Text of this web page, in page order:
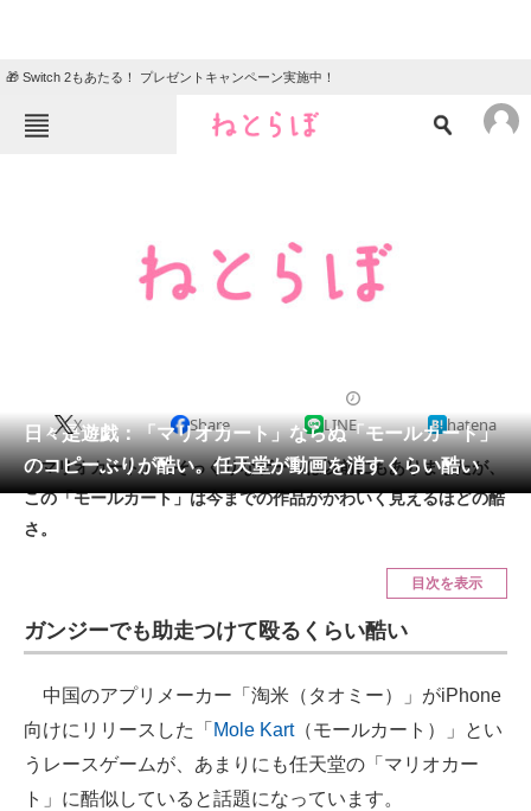
🎁 Switch 2もあたる！ プレゼントキャンペーン実施中！
クイズ
地域
会員記事
メディア
スマホと通信の最新トレンド
進化するPCとデバイスの未来
好きが集まる 比べて選べる
日々是遊戯：「マリオカート」ならぬ「モールカート」
のコピーぶりが酷い。任天堂が動画を消すくらい酷い
X Share LINE hatena
「マリオカート」にそっくりなゲームは以前にもありましたが、
この「モールカート」は今までの作品がかわいく見えるほどの酷
さ。
目次を表示
ガンジーでも助走つけて殴るくらい酷い
中国のアプリメーカー「淘米（タオミー）」がiPhone
向けにリリースした「 Mole Kart（モールカート）」とい
うレースゲームが、あまりにも任天堂の「マリオカー
ト」に酷似していると話題になっています。